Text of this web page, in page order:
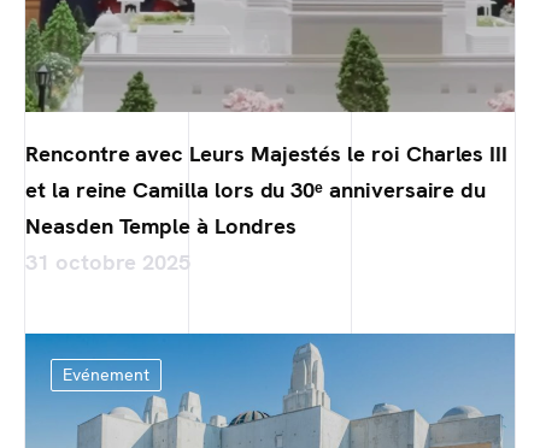
Rencontre avec Leurs Majestés le roi Charles III
et la reine Camilla lors du 30ᵉ anniversaire du
Neasden Temple à Londres
31 octobre 2025
Evénement